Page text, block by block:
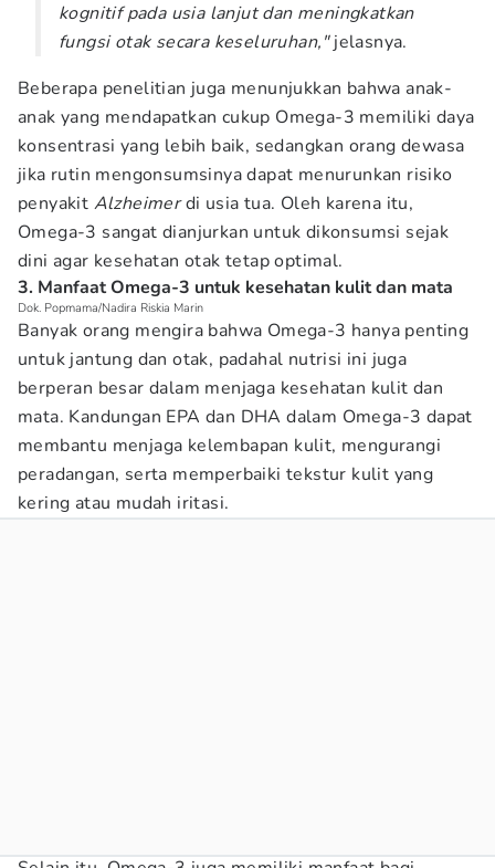
kognitif pada usia lanjut dan meningkatkan
fungsi otak secara keseluruhan,"jelasnya.
Beberapa penelitian juga menunjukkan bahwa anak-
anak yang mendapatkan cukup Omega-3 memiliki daya
konsentrasi yang lebih baik, sedangkan orang dewasa
jika rutin mengonsumsinya dapat menurunkan risiko
penyakit Alzheimerdi usia tua. Oleh karena itu,
Omega-3 sangat dianjurkan untuk dikonsumsi sejak
dini agar kesehatan otak tetap optimal.
3. Manfaat Omega-3 untuk kesehatan kulit dan mata
Dok. Popmama/Nadira Riskia Marin
Banyak orang mengira bahwa Omega-3 hanya penting
untuk jantung dan otak, padahal nutrisi ini juga
berperan besar dalam menjaga kesehatan kulit dan
mata. Kandungan EPA dan DHA dalam Omega-3 dapat
membantu menjaga kelembapan kulit, mengurangi
peradangan, serta memperbaiki tekstur kulit yang
kering atau mudah iritasi.